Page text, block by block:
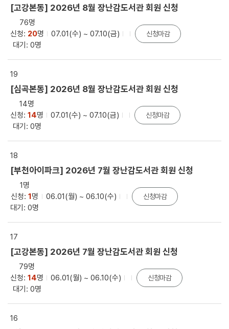
[고강본동] 2026년 8월 장난감도서관 회원 신청
76명
신청: 20명
대기: 0명
07.01(수) ~ 07.10(금) 신청마감
19
[심곡본동] 2026년 8월 장난감도서관 회원 신청
14명
신청: 14명
대기: 0명
07.01(수) ~ 07.10(금) 신청마감
18
[부천아이파크] 2026년 7월 장난감도서관 회원 신청
1명
신청: 1명
대기: 0명
06.01(월) ~ 06.10(수) 신청마감
17
[고강본동] 2026년 7월 장난감도서관 회원 신청
79명
신청: 14명
대기: 0명
06.01(월) ~ 06.10(수) 신청마감
16